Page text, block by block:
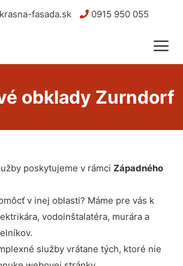
fasada.sk 0915 950 055
obklady Zurndorf
poskytujeme v rámci Západného
v inej oblasti? Máme pre vás k
vodoinštalatéra, murára a
služby vrátane tých, ktoré nie